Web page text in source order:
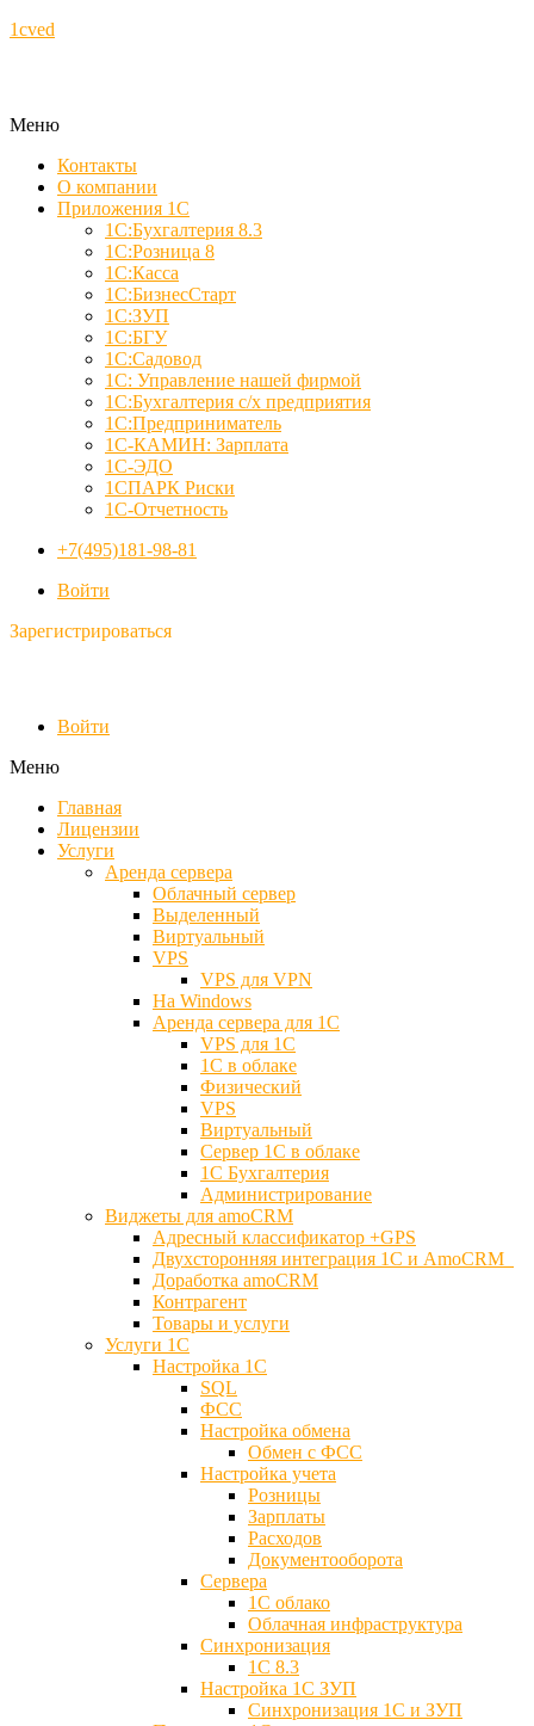
1cved
Меню
Контакты
О компании
Приложения 1С
1С:Бухгалтерия 8.3
1С:Розница 8
1С:Касса
1С:БизнесСтарт
1С:ЗУП
1С:БГУ
1С:Садовод
1С: Управление нашей фирмой
1С:Бухгалтерия с/х предприятия
1С:Предприниматель
1С-КАМИН: Зарплата
1С-ЭДО
1СПАРК Риски
1С-Отчетность
+7(495)181-98-81
Войти
Зарегистрироваться
Войти
Меню
Главная
Лицензии
Услуги
Аренда сервера
Облачный сервер
Выделенный
Виртуальный
VPS
VPS для VPN
На Windows
Аренда сервера для 1С
VPS для 1С
1С в облаке
Физический
VPS
Виртуальный
Сервер 1С в облаке
1С Бухгалтерия
Администрирование
Виджеты для amoCRM
Адресный классификатор +GPS
Двухсторонняя интеграция 1С и AmoCRM
Доработка amoCRM
Контрагент
Товары и услуги
Услуги 1С
Настройка 1С
SQL
ФСС
Настройка обмена
Обмен с ФСС
Настройка учета
Розницы
Зарплаты
Расходов
Документооборота
Сервера
1С облако
Облачная инфраструктура
Синхронизация
1С 8.3
Настройка 1С ЗУП
Синхронизация 1С и ЗУП